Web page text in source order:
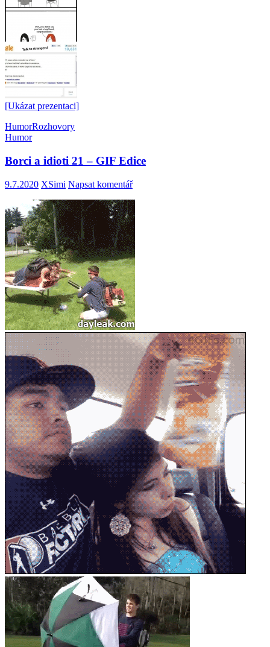
[Ukázat prezentaci]
HumorRozhovory
Humor
Borci a idioti 21 – GIF Edice
9.7.2020 XSimi Napsat komentář